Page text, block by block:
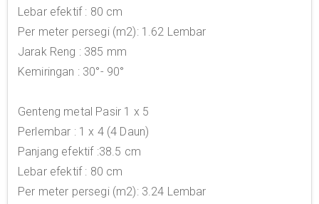
Lebar efektif : 80 cm
Per meter persegi (m2): 1.62 Lembar
Jarak Reng : 385 mm
Kemiringan : 30°- 90°
Genteng metal Pasir 1 x 5
Perlembar : 1 x 4 (4 Daun)
Panjang efektif :38.5 cm
Lebar efektif : 80 cm
Per meter persegi (m2): 3.24 Lembar